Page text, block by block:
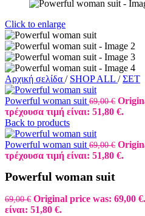
Click to enlarge
Αρχική σελίδα / SHOP ALL / ΣΕΤ
Powerful woman suit 69,00€
τρέχουσα τιμή είναι: 51,80 €.
Back to products
Powerful woman suit 69,00€
τρέχουσα τιμή είναι: 51,80 €.
Powerful woman suit
69,00€ Original price was: 69,00 €.
είναι: 51,80 €.